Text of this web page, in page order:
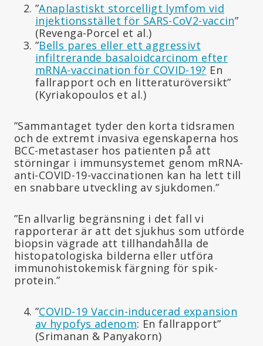
”Anaplastiskt storcelligt lymfom vid
injektionsstället för SARS-CoV2-vaccin”
(Revenga-Porcel et al.)
”Bells pares eller ett aggressivt
infiltrerande basaloidcarcinom efter
mRNA-vaccination för COVID-19? En
fallrapport och en litteraturöversikt”
(Kyriakopoulos et al.)
”Sammantaget tyder den korta tidsramen
och de extremt invasiva egenskaperna hos
BCC-metastaser hos patienten på att
störningar i immunsystemet genom mRNA-
anti-COVID-19-vaccinationen kan ha lett till
en snabbare utveckling av sjukdomen.”
”En allvarlig begränsning i det fall vi
rapporterar är att det sjukhus som utförde
biopsin vägrade att tillhandahålla de
histopatologiska bilderna eller utföra
immunohistokemisk färgning för spik-
protein.”
”COVID-19 Vaccin-inducerad expansion
av hypofys adenom: En fallrapport”
(Srimanan & Panyakorn)